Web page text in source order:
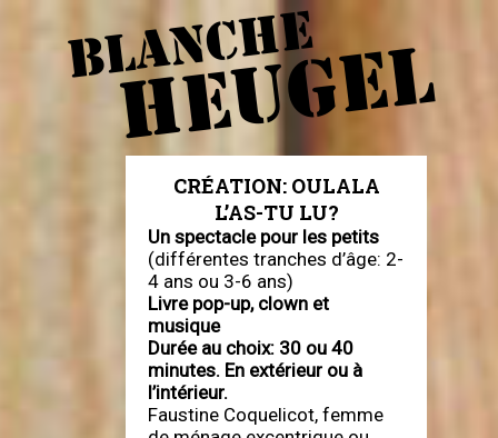
BLANCHE
HEUGEL
CRÉATION: OULALA
L’AS-TU LU?
Un spectacle pour les petits
(différentes tranches d’âge: 2-
4 ans ou 3-6 ans)
Livre pop-up, clown et
musique
Durée au choix: 30 ou 40
minutes. En extérieur ou à
l’intérieur.
Faustine Coquelicot, femme